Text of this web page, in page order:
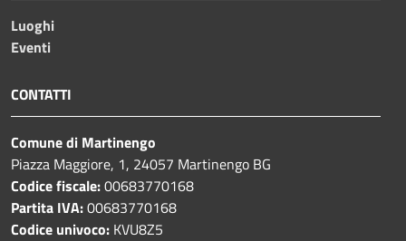
Luoghi
Eventi
CONTATTI
Comune di Martinengo
Piazza Maggiore, 1, 24057 Martinengo BG
Codice fiscale:00683770168
Partita IVA:00683770168
Codice univoco: KVU8Z5